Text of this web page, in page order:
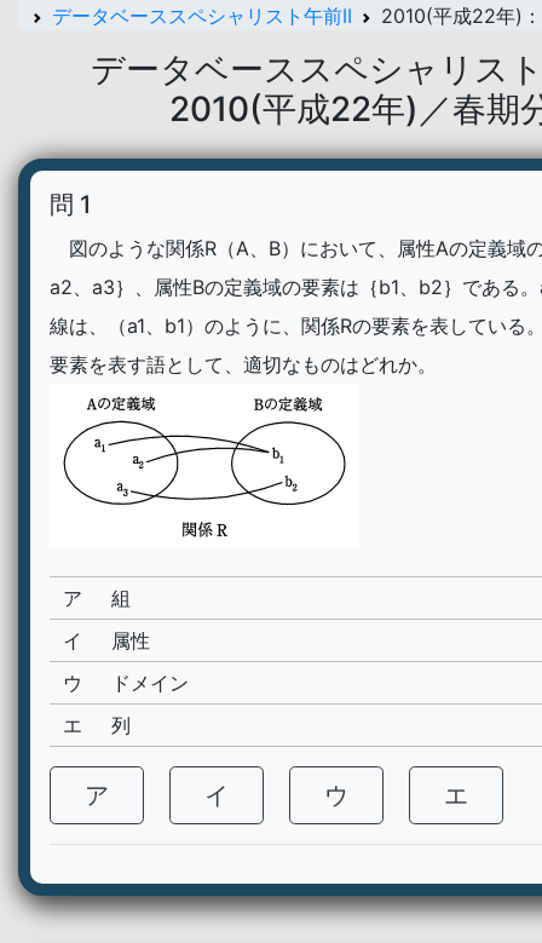
データベーススペシャリスト午前II
2010(平成22年)
データベーススペシャリス
2010(平成22年)／春期
問 1
図のような関係R（A、B）において、属性Aの定義域
a2、a3｝、属性Bの定義域の要素は｛b1、b2｝である。
線は、（a1、b1）のように、関係Rの要素を表している
要素を表す語として、適切なものはどれか。
ア
組
イ
属性
ウ
ドメイン
エ
列
ア イ ウ エ